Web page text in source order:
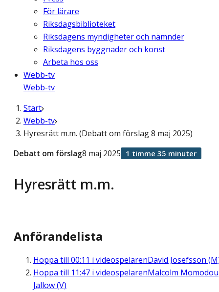
För lärare
Riksdagsbiblioteket
Riksdagens myndigheter och nämnder
Riksdagens byggnader och konst
Arbeta hos oss
Webb-tv
Webb-tv
Start
Webb-tv
Hyresrätt m.m. (Debatt om förslag 8 maj 2025)
Hyresrätt m.m.
Debatt om förslag8 maj 2025 1 timme 35 minuter
Anförandelista
Hoppa till 00:11 i videospelarenDavid Josefsson
Hoppa till 11:47 i videospelarenMalcolm Momodou
Jallow (V)